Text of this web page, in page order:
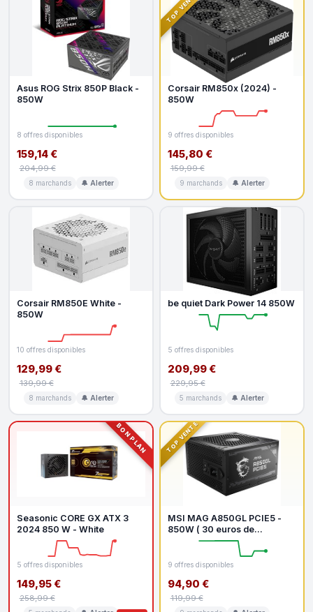
Asus ROG Strix 850P Black -
850W
8 offres disponibles
159,14 €
204,99 €
8 marchands 🔔 Alerter
TOP VENTE
Corsair RM850x (2024) -
850W
9 offres disponibles
145,80 €
159,99 €
9 marchands 🔔 Alerter
Corsair RM850E White -
850W
10 offres disponibles
129,99 €
139,99 €
8 marchands 🔔 Alerter
be quiet Dark Power 14 850W
5 offres disponibles
209,99 €
229,95 €
5 marchands 🔔 Alerter
BON PLAN
Seasonic CORE GX ATX 3
2024 850 W - White
5 offres disponibles
149,95 €
258,99 €
TOP VENTE
MSI MAG A850GL PCIE5 -
850W ( 30 euros de
reduction avec le code
promo SPORTS )
9 offres disponibles
94,90 €
119,99 €